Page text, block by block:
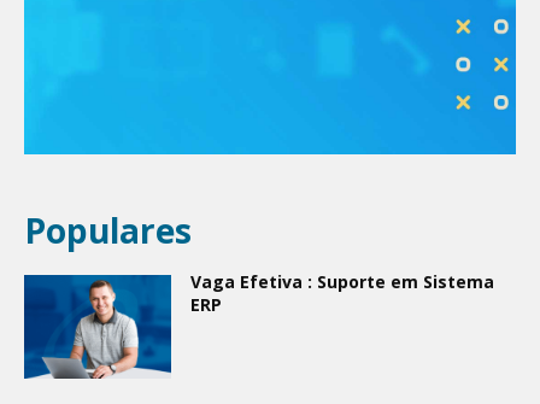
Populares
Vaga Efetiva : Suporte em Sistema
ERP